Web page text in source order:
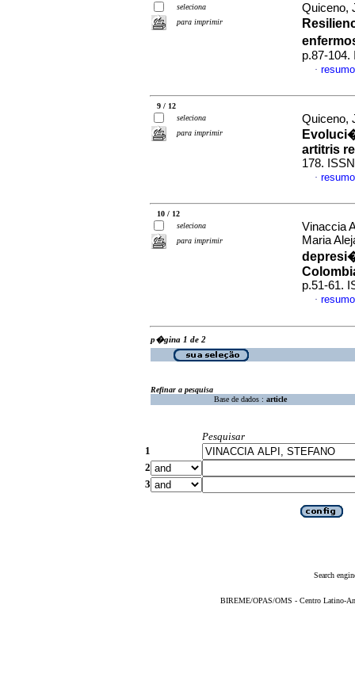
seleciona
para imprimir
Quiceno,
p.87-104.
·
9 / 12
seleciona
para imprimir
Quiceno,
artitris
178.
·
10 / 12
seleciona
para imprimir
Vinaccia
Maria
p.51-61.
·
p�gina 1 de 2
Refinar a pesquisa
Base de dados : article
Pesquisar
1
2
3
Search
BIREME/OPAS/OMS - Centro Latino-